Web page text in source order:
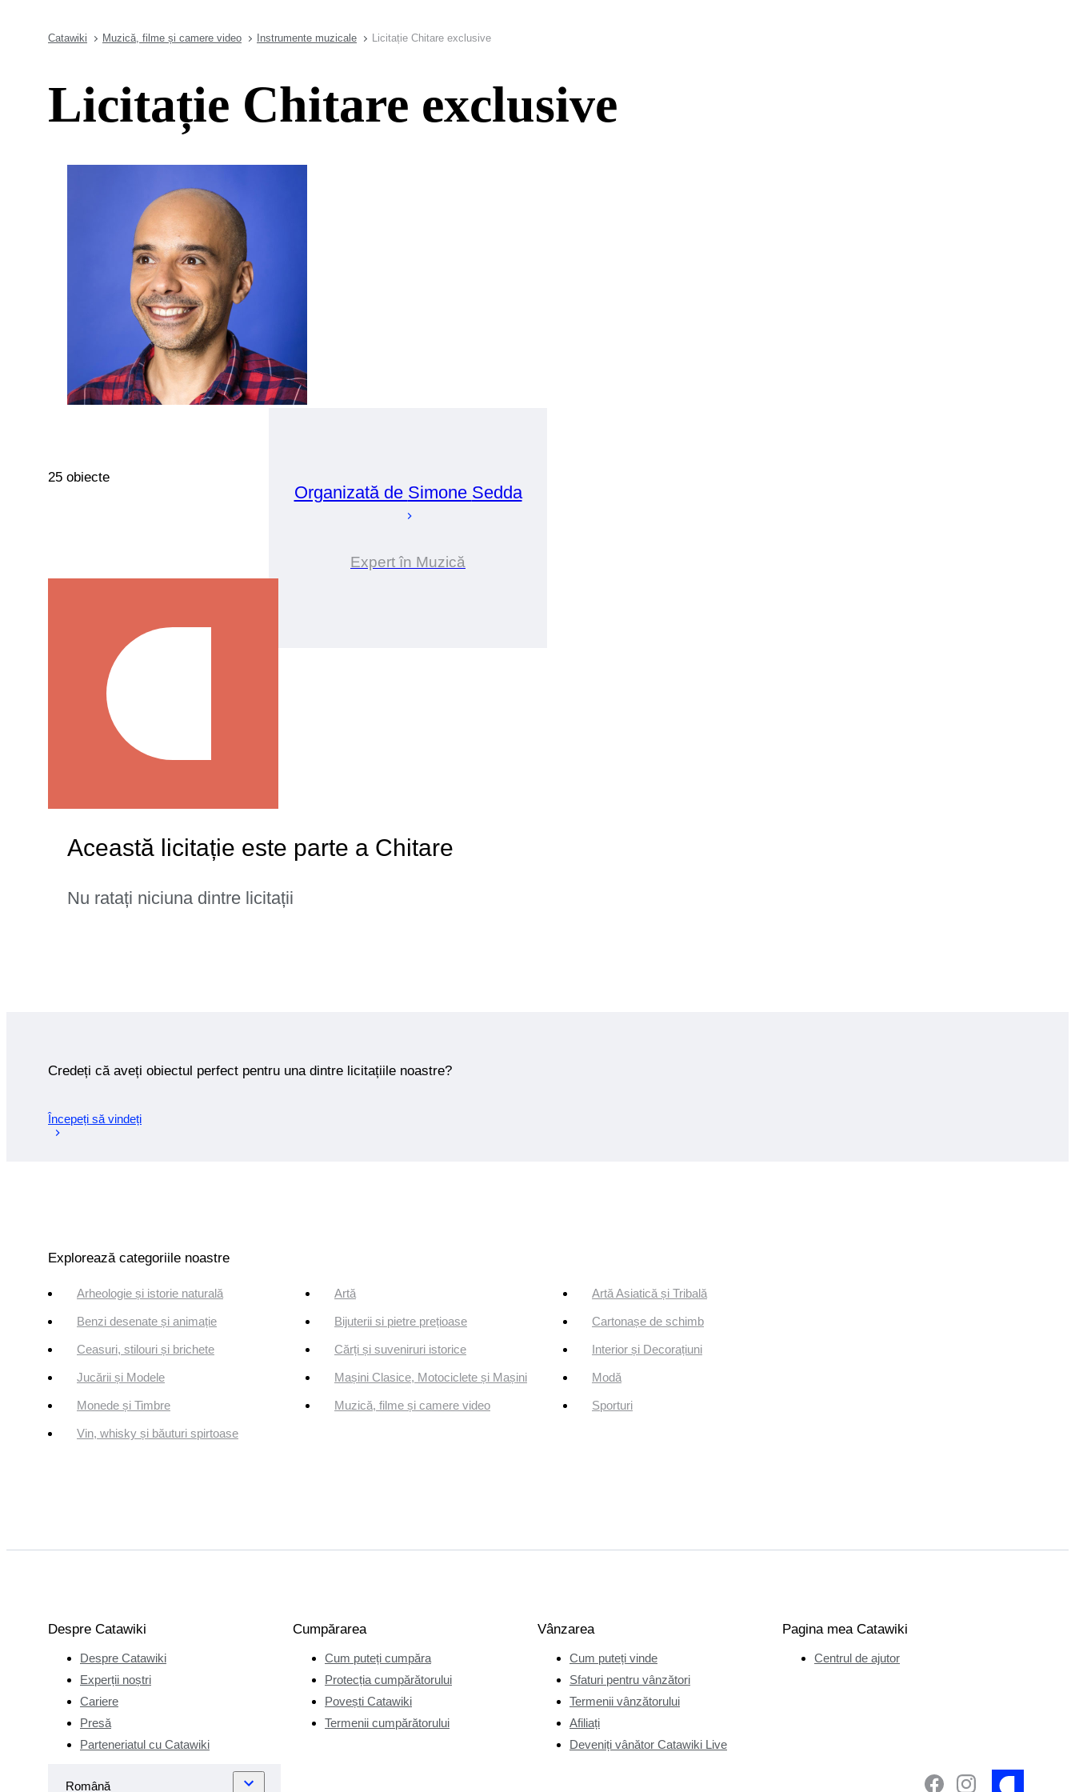
Catawiki Muzică, filme și camere video Instrumente muzicale Licitație Chitare exclusive
Licitație Chitare exclusive
Organizată de Simone Sedda
Expert în Muzică
25 obiecte
Această licitație este parte a Chitare
Nu ratați niciuna dintre licitații
Credeți că aveți obiectul perfect pentru una dintre licitațiile noastre?
Începeți să vindeți
Explorează categoriile noastre
Arheologie și istorie naturală Artă Artă Asiatică și Tribală
Benzi desenate și animație Bijuterii si pietre prețioase Cartonașe de schimb
Ceasuri, stilouri și brichete Cărți și suveniruri istorice Interior și Decorațiuni
Jucării și Modele Mașini Clasice, Motociclete și Mașini Modă
Monede și Timbre Muzică, filme și camere video Sporturi
Vin, whisky și băuturi spirtoase
Despre Catawiki
Despre Catawiki
Experții noștri
Cariere
Presă
Parteneriatul cu Catawiki
Cumpărarea
Cum puteți cumpăra
Protecția cumpărătorului
Povești Catawiki
Termenii cumpărătorului
Vânzarea
Cum puteți vinde
Sfaturi pentru vânzători
Termenii vânzătorului
Afiliați
Deveniți vânător Catawiki Live
Pagina mea Catawiki
Centrul de ajutor